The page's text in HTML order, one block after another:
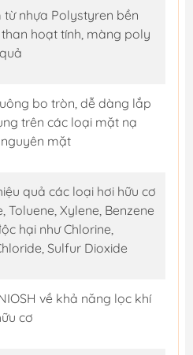
nhựa Polystyren bền
hoạt tính, màng poly
bo tròn, dễ dàng lắp
trên các loại mặt nạ
mặt
quả các loại hơi hữu cơ
Toluene, Xylene, Benzene
hại như Chlorine,
Sulfur Dioxide
về khả năng lọc khí
cơ